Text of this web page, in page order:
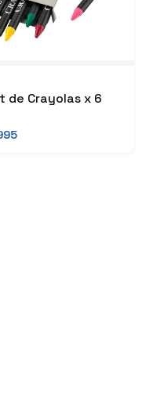
de Crayolas x 6